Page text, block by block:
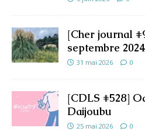
[Cher journal
septembre 2024
31 mai 2026 0
[CDLS #528]
Daijoubu
25 mai 2026 0